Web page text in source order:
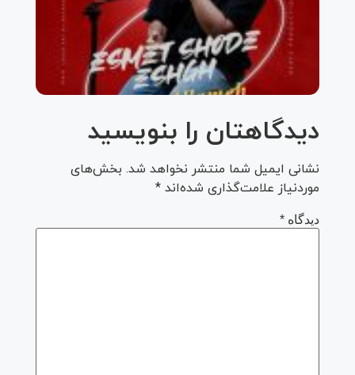
دیدگاهتان را بنویسید
نشانی ایمیل شما منتشر نخواهد شد. بخش‌های
موردنیاز علامت‌گذاری شده‌اند *
دیدگاه *